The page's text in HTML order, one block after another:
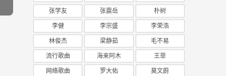
张学友 张震岳 朴树
李健 李宗盛 李荣浩
林俊杰 梁静茹 毛不易
流行歌曲 海来阿木 王菲
网络歌曲 罗大佑 莫文蔚